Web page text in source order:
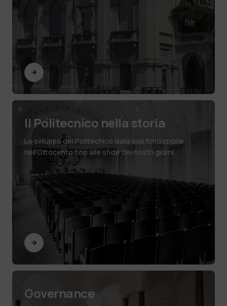
Il Politecnico nella storia
Lo sviluppo del Politecnico dalla sua fondazione
nell’Ottocento fino alle sfide dei nostri giorni
Governance